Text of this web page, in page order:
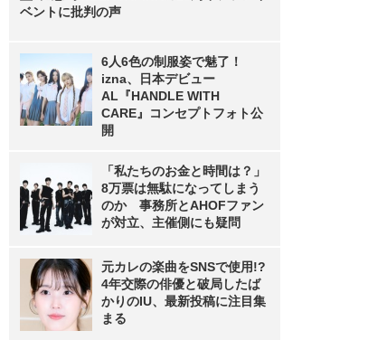
ベントに批判の声
6人6色の制服姿で魅了！
izna、日本デビュー
AL『HANDLE WITH
CARE』コンセプトフォト公
開
「私たちのお金と時間は？」
8万票は無駄になってしまう
のか 事務所とAHOFファン
が対立、主催側にも疑問
元カレの楽曲をSNSで使用!?
4年交際の俳優と破局したば
かりのIU、最新投稿に注目集
まる